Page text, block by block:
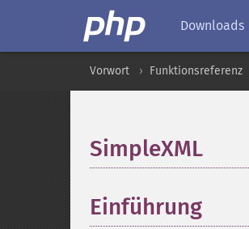
Downloads
Vorwort Funktionsreferenz
SimpleXML
Einführung